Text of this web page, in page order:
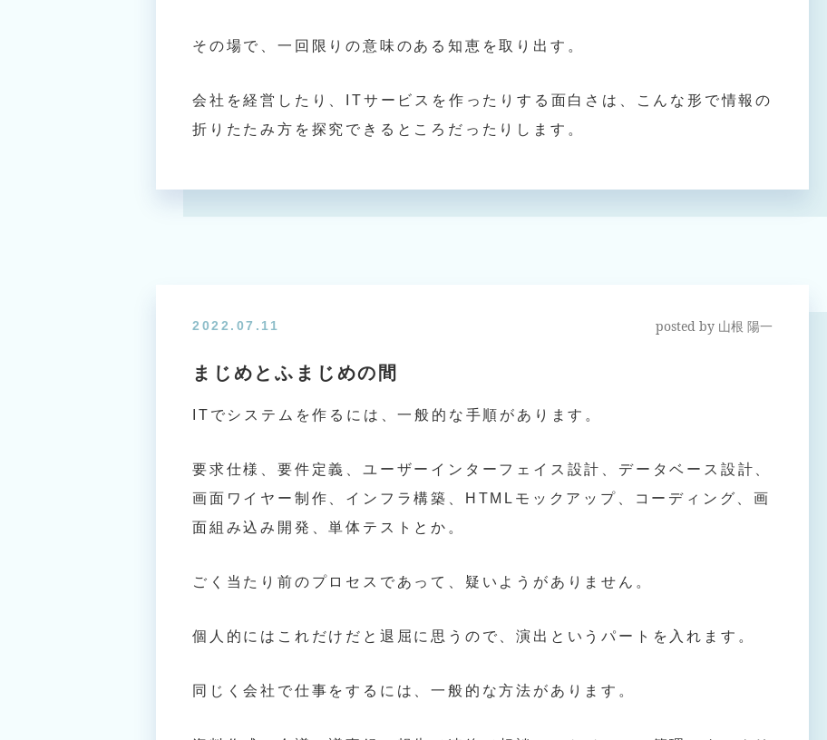
その場で、一回限りの意味のある知恵を取り出す。
会社を経営したり、ITサービスを作ったりする面白さは、こんな形で情報の
折りたたみ方を探究できるところだったりします。
2022.07.11 posted by 山根 陽一
まじめとふまじめの間
ITでシステムを作るには、一般的な手順があります。
要求仕様、要件定義、ユーザーインターフェイス設計、データベース設計、
画面ワイヤー制作、インフラ構築、HTMLモックアップ、コーディング、画
面組み込み開発、単体テストとか。
ごく当たり前のプロセスであって、疑いようがありません。
個人的にはこれだけだと退屈に思うので、演出というパートを入れます。
同じく会社で仕事をするには、一般的な方法があります。